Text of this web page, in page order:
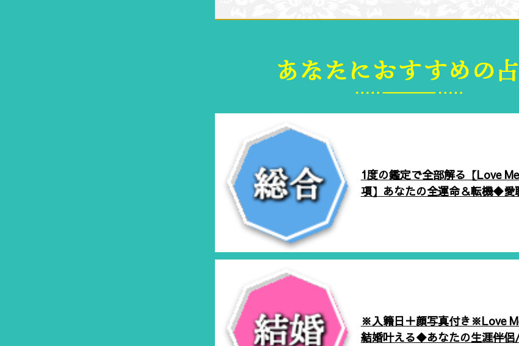
1度の鑑定で全部解る【Love
項】あなたの全運命＆転機◆愛
※入籍日＋顔写真付き※Love
結婚叶える◆あなたの生涯伴